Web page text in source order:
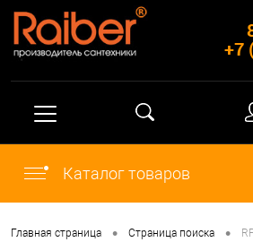
+7
Каталог товаров
Главная страница • Страница поиска •